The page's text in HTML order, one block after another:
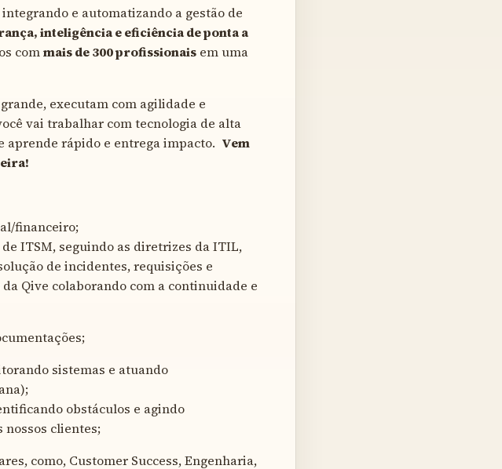
integrando e automatizando a gestão de
inteligência e eficiência de ponta a
commais de 300 profissionais em uma
executam com agilidade e
vai trabalhar com tecnologia de alta
aprende rápido e entrega impacto. Vem
financeiro;
ITSM, seguindo as diretrizes da ITIL,
de incidentes, requisições e
Qive colaborando com a continuidade e
sistemas e atuando
obstáculos e agindo
clientes;
como, Customer Success, Engenharia,